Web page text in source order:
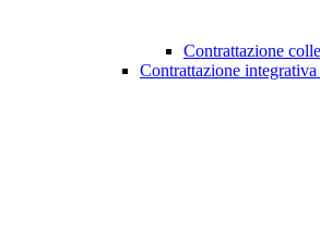
Contrattazione
Contrattazione integrativa